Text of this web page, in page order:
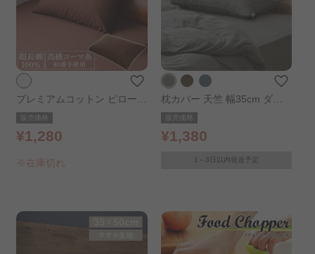
プレミアムコットン ピローケ
ース PWC-63 ホワイト
販売価格
¥1,280
※在庫切れ
枕カバー 天竺 幅35cm ダー
クグレー
販売価格
¥1,380
1～3日以内発送予定